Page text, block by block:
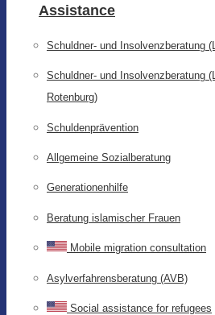
Assistance
Schuldner- und Insolvenzberatung
Schuldner- und Insolvenzberatung
Rotenburg)
Schuldenprävention
Allgemeine Sozialberatung
Generationenhilfe
Beratung islamischer Frauen
Mobile migration consultation
Asylverfahrensberatung (AVB)
Social assistance for refugees